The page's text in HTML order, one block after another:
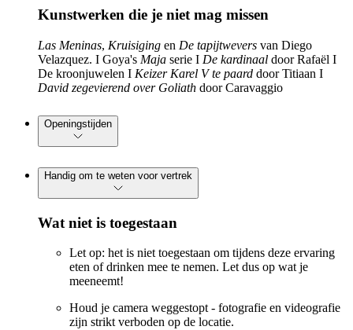
Kunstwerken die je niet mag missen
Las Meninas, Kruisiging en De tapijtwevers van Diego
Velazquez. I Goya's Maja serie I De kardinaal door Rafaël I
De kroonjuwelen I Keizer Karel V te paard door Titiaan I
David zegevierend over Goliath door Caravaggio
Openingstijden
Handig om te weten voor vertrek
Wat niet is toegestaan
Let op: het is niet toegestaan om tijdens deze ervaring
eten of drinken mee te nemen. Let dus op wat je
meeneemt!
Houd je camera weggestopt - fotografie en videografie
zijn strikt verboden op de locatie.